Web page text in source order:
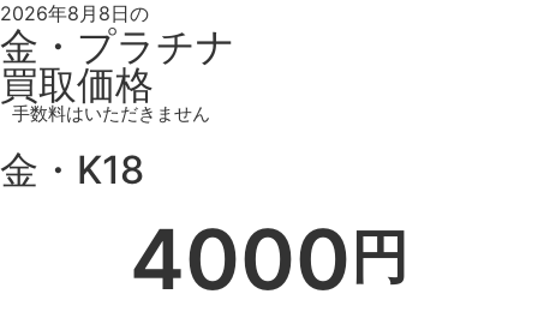
2026年8月8日の
金・プラチナ
買取価格
手数料はいただきません
金・K18
4000 円